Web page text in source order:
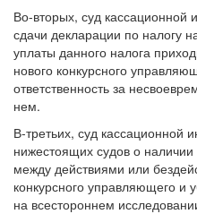
Во-вторых, суд кассационной
сдачи декларации по налогу
уплаты данного налога
нового конкурсного
ответственность за
нем.
В-третьих, суд кассационной
нижестоящих судов о
между действиями или
конкурсного управляющего и
на всестороннем